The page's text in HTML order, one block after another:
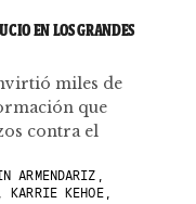
EN LOS GRANDES
miles de
que
contra el
ARMENDARIZ,
KARRIE KEHOE,